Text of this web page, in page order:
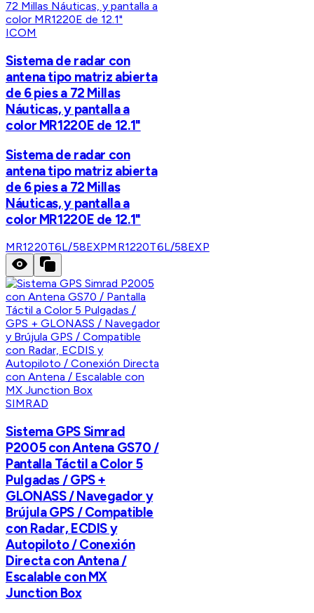
ICOM
Sistema de radar con
antena tipo matriz abierta
de 6 pies a 72 Millas
Náuticas, y pantalla a
color MR1220E de 12.1"
Sistema de radar con
antena tipo matriz abierta
de 6 pies a 72 Millas
Náuticas, y pantalla a
color MR1220E de 12.1"
MR1220T6L/58EXPMR1220T6L/58EXP
SIMRAD
Sistema GPS Simrad
P2005 con Antena GS70 /
Pantalla Táctil a Color 5
Pulgadas / GPS +
GLONASS / Navegador y
Brújula GPS / Compatible
con Radar, ECDIS y
Autopiloto / Conexión
Directa con Antena /
Escalable con MX
Junction Box